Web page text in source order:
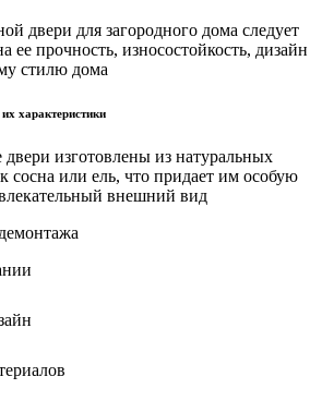
двери для загородного дома следует
ее прочность, износостойкость, дизайн
стилю дома
характеристики
изготовлены из натуральных
сосна или ель, что придает им особую
внешний вид